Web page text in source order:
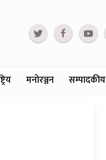
मनोरञ्जन सम्पादकीय